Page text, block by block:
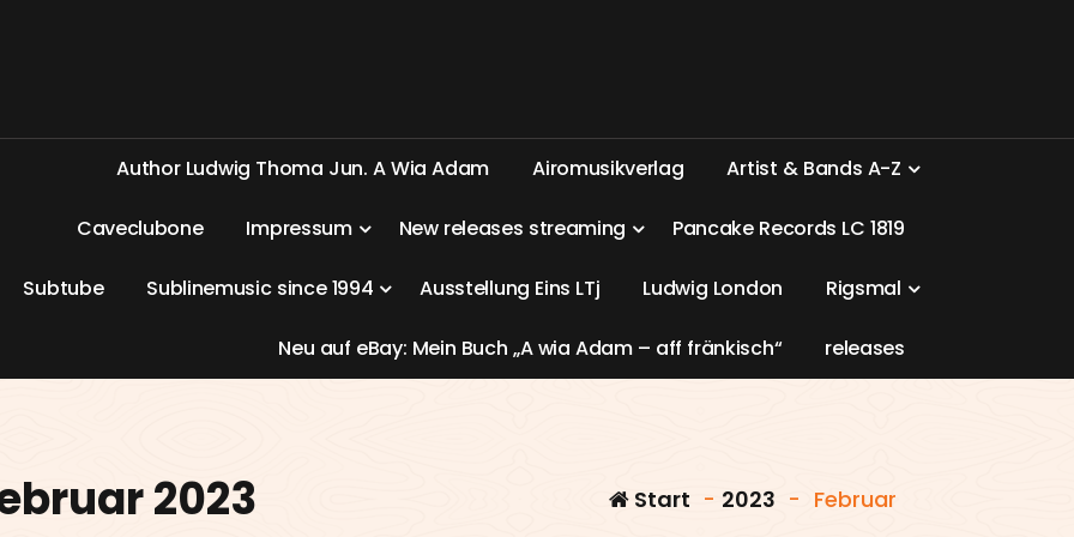
Author Ludwig Thoma Jun. AWia Adam Airomusikverlag Artist & Bands A-Z
Caveclubone Impressum New releases streaming Pancake Records LC 1819
Subtube Sublinemusic since1994 Ausstellung Eins LTj Ludwig London Rigsmal
Neu auf eBay: Mein Buch „Awia Adam – aff fränkisch“ releases
2023 Start - 2023 - Februar